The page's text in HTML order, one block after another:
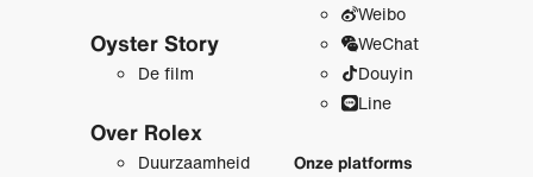
Oyster Story
De film
Over Rolex
Duurzaamheid
Weibo
WeChat
Douyin
Line
Onze platforms